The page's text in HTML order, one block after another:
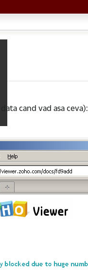
cand vad asa ceva):